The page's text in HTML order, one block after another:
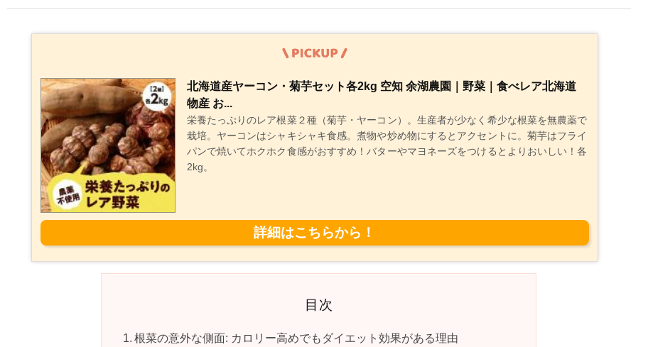
北海道産ヤーコン・菊芋セット各2kg 空知 余湖農園｜野菜｜食べレア北海道
物産 お...
栄養たっぷりのレア根菜２種（菊芋・ヤーコン）。生産者が少なく希少な根菜を無農薬で
栽培。ヤーコンはシャキシャキ食感。煮物や炒め物にするとアクセントに。菊芋はフライ
パンで焼いてホクホク食感がおすすめ！バターやマヨネーズをつけるとよりおいしい！各
2kg。
目次
根菜の意外な側面: カロリー高めでもダイエット効果がある理由